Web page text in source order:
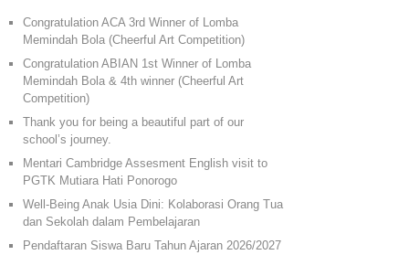
Congratulation ACA 3rd Winner of Lomba
Memindah Bola (Cheerful Art Competition)
Congratulation ABIAN 1st Winner of Lomba
Memindah Bola & 4th winner (Cheerful Art
Competition)
Thank you for being a beautiful part of our
school’s journey.
Mentari Cambridge Assesment English visit to
PGTK Mutiara Hati Ponorogo
Well-Being Anak Usia Dini: Kolaborasi Orang Tua
dan Sekolah dalam Pembelajaran
Pendaftaran Siswa Baru Tahun Ajaran 2026/2027